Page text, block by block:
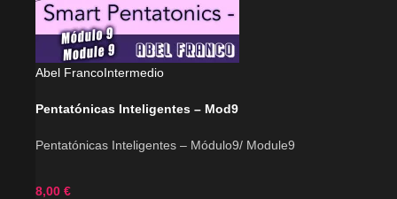
Abel FrancoIntermedio
Pentatónicas Inteligentes – Mod9
Pentatónicas Inteligentes – Módulo9/ Module9
8,00 €